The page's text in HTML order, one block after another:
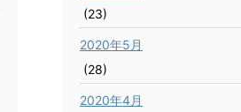
(23)
2020年5月
(28)
2020年4月